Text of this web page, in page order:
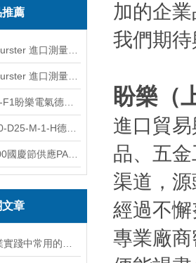
推薦
章
加的企
我們期
盼樂（
進口貿
品、五
渠道，
經過不
專業廠